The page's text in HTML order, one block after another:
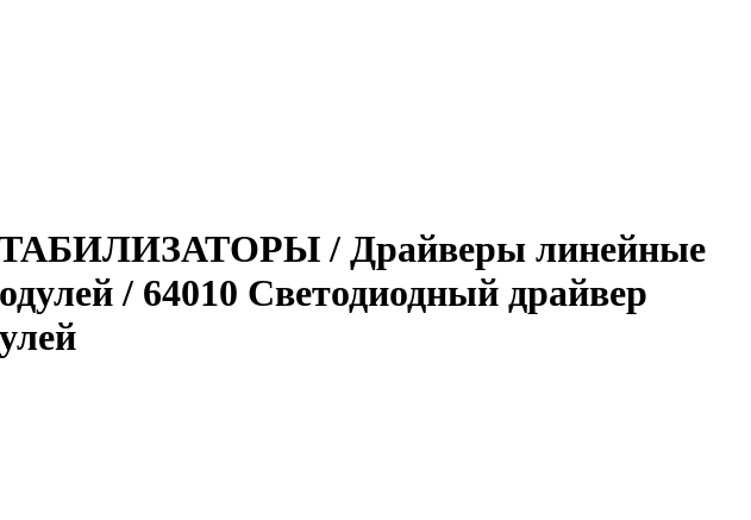
/ Драйверы линейные
/ 64010 Светодиодный драйвер